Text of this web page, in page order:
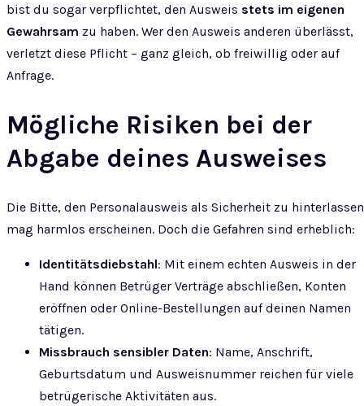
bist du sogar verpflichtet, den Ausweis stets im eigenen
Gewahrsam zu haben. Wer den Ausweis anderen überlässt,
verletzt diese Pflicht – ganz gleich, ob freiwillig oder auf
Anfrage.
Mögliche Risiken bei der
Abgabe deines Ausweises
Die Bitte, den Personalausweis als Sicherheit zu
mag harmlos erscheinen. Doch die Gefahren sind erheblich:
Identitätsdiebstahl: Mit einem echten Ausweis in der
Hand können Betrüger Verträge abschließen, Konten
eröffnen oder Online-Bestellungen auf deinen Namen
tätigen.
Missbrauch sensibler Daten: Name, Anschrift,
Geburtsdatum und Ausweisnummer reichen für viele
betrügerische Aktivitäten aus.